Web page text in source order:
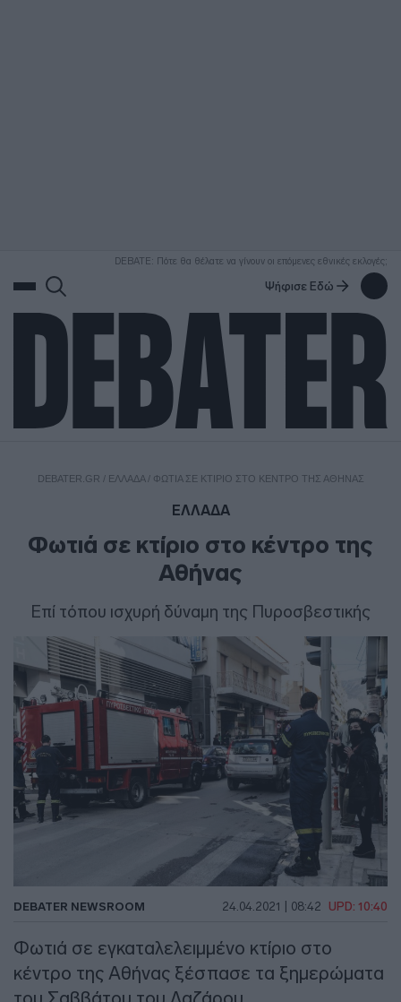
DEBATE: Πότε θα θέλατε να γίνουν οι επόμενες εθνικές εκλογές;
Ψήφισε Εδώ
DEBATER.GR / ΕΛΛΑΔΑ/ ΦΩΤΙΆ ΣΕ ΚΤΊΡΙΟ ΣΤΟ ΚΈΝΤΡΟ ΤΗΣ ΑΘΉΝΑΣ
ΕΛΛΑΔΑ
Φωτιά σε κτίριο στο κέντρο της
Αθήνας
Επί τόπου ισχυρή δύναμη της Πυροσβεστικής
DEBATER NEWSROOM 24.04.2021 | 08:42 UPD: 10:40
Φωτιά σε εγκαταλελειμμένο κτίριο στο
κέντρο της Αθήνας ξέσπασε τα ξημερώματα